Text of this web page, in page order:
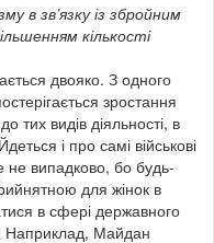
в зв’язку із збройним
кількості
двояко. З одного
зростання
тих видів діяльності, в
і про самі військові
не випадково, бо будь-
для жінок в
в сфері державного
Наприклад, Майдан